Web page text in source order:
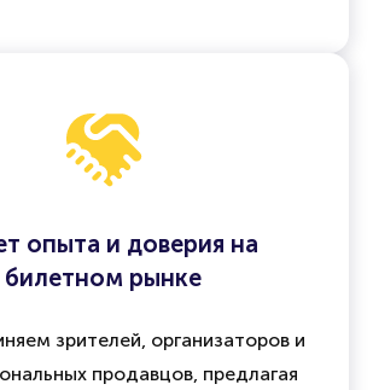
опыта и доверия на
билетном рынке
зрителей, организаторов и
продавцов, предлагая